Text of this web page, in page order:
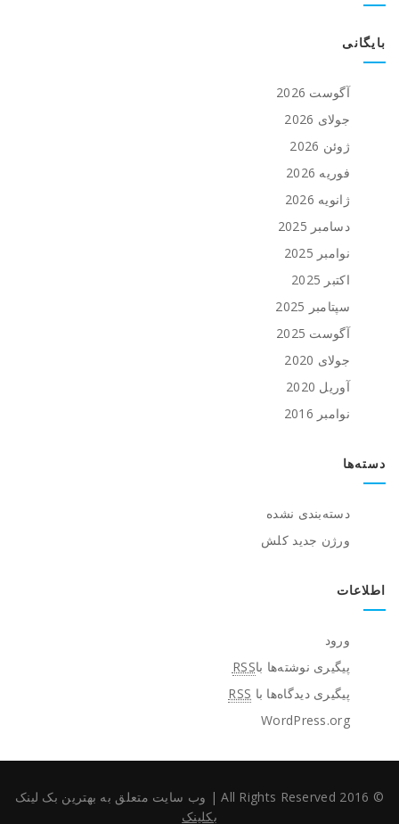
بایگانی
آگوست 2026
جولای 2026
ژوئن 2026
فوریه 2026
ژانویه 2026
دسامبر 2025
نوامبر 2025
اکتبر 2025
سپتامبر 2025
آگوست 2025
جولای 2020
آوریل 2020
نوامبر 2016
دسته‌ها
دسته‌بندی نشده
ورژن جدید کلش
اطلاعات
ورود
پیگیری نوشته‌ها باRSS
پیگیری دیدگاه‌ها با RSS
WordPress.org
© 2016 All Rights Reserved
| وب سایت متعلق به بهترین بک لینک
بکلینک